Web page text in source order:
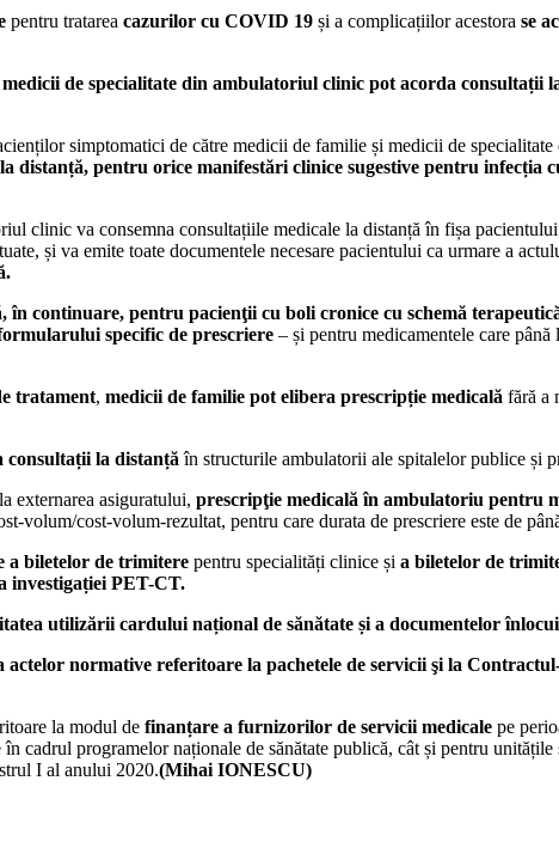
pentru tratarea cazurilor cu COVID 19 și a complicațiilor acestora se
de specialitate din ambulatoriul clinic pot acorda consultații
simptomatici de către medicii de familie și medicii de
distanță, pentru orice manifestări clinice sugestive pentru
clinic va consemna consultațiile medicale la distanță în fișa
și va emite toate documentele necesare pacientului ca urmare a
continuare, pentru pacienţii cu boli cronice cu schemă
specific de prescriere – și pentru medicamentele care
tratament, medicii de familie pot elibera prescripție medicală fără a
consultații la distanță în structurile ambulatorii ale spitalelor publice și
externarea asiguratului, prescripţie medicală în ambulatoriu pentru
volum/cost-volum-rezultat, pentru care durata de prescriere este de
a biletelor de trimitere pentru specialități clinice și a biletelor de
investigației PET-CT.
utilizării cardului național de sănătate și a documentelor
normative referitoare la pachetele de servicii şi la
la modul de finanțare a furnizorilor de servicii medicale pe
cadrul programelor naționale de sănătate publică, cât și pentru
I al anului 2020.(Mihai IONESCU)